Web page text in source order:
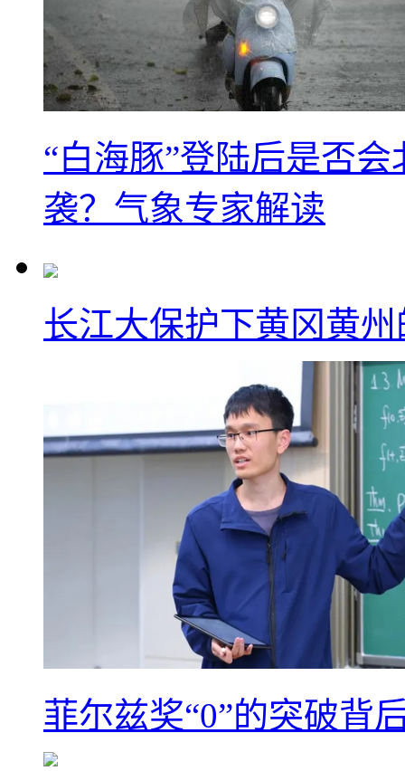
“白海豚”登陆后是否
袭？气象专家解读
长江大保护下黄冈黄
菲尔兹奖“0”的突破背